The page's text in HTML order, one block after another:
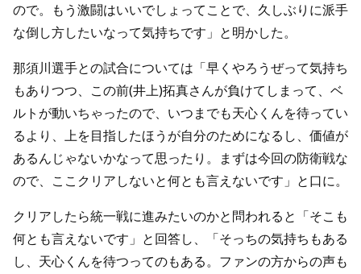
ので。もう激闘はいいでしょってことで、久しぶりに派手
な倒し方したいなって気持ちです」と明かした。
那須川選手との試合については「早くやろうぜって気持ち
もありつつ、この前(井上)拓真さんが負けてしまって、ベ
ルトが動いちゃったので、いつまでも天心くんを待ってい
るより、上を目指したほうが自分のためになるし、価値が
あるんじゃないかなって思ったり。まずは今回の防衛戦な
ので、ここクリアしないと何とも言えないです」と口に。
クリアしたら統一戦に進みたいのかと問われると「そこも
何とも言えないです」と回答し、「そっちの気持ちもある
し、天心くんを待つってのもある。ファンの方からの声も